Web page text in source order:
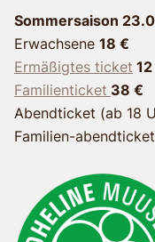
Sommersaison
Erwachsene 18 €
Ermäßigtes ticket
Familienticket 38 €
Abendticket (ab 18
Familien-abendticket